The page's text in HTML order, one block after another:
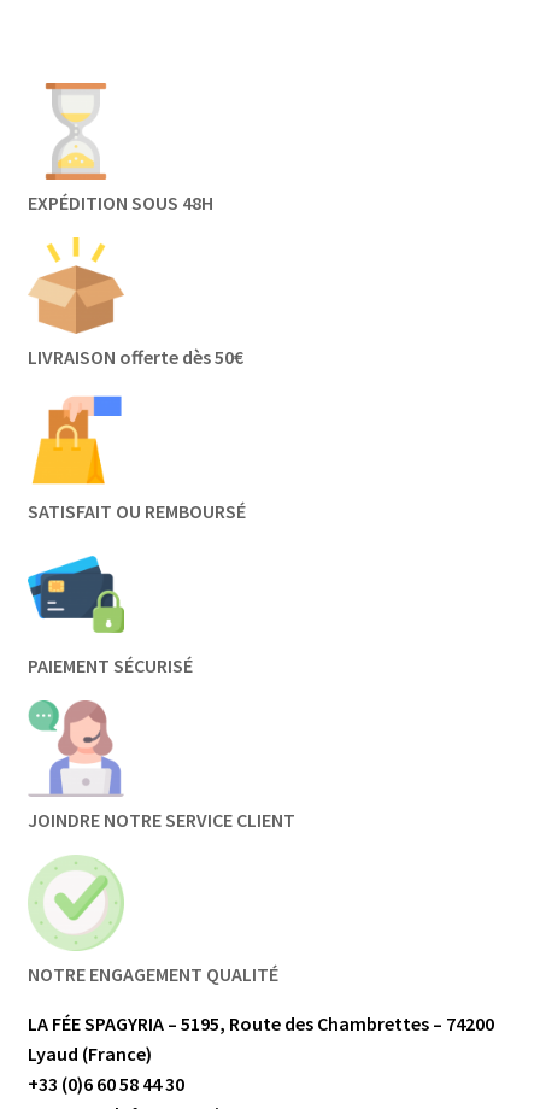
EXPÉDITION SOUS 48H
LIVRAISON offerte dès 50€
SATISFAIT OU REMBOURSÉ
PAIEMENT SÉCURISÉ
JOINDRE NOTRE SERVICE CLIENT
NOTRE ENGAGEMENT QUALITÉ
LA FÉE SPAGYRIA – 5195, Route des Chambrettes – 74200
Lyaud (France)
+33 (0)6 60 58 44 30